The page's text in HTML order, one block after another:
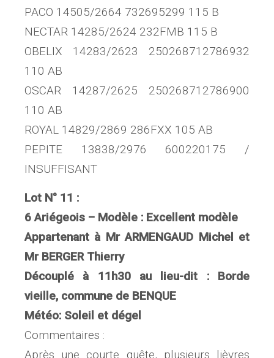
PACO 14505/2664 732695299 115 B
NECTAR 14285/2624 232FMB 115 B
OBELIX 14283/2623 250268712786932
110 AB
OSCAR 14287/2625 250268712786900
110 AB
ROYAL 14829/2869 286FXX 105 AB
PEPITE 13838/2976 600220175 /
INSUFFISANT
Lot N° 11 :
6 Ariégeois – Modèle : Excellent modèle
Appartenant à Mr ARMENGAUD Michel et
Mr BERGER Thierry
Découplé à 11h30 au lieu-dit : Borde
vieille, commune de BENQUE
Météo: Soleil et dégel
Commentaires :
Après une courte quête, plusieurs lièvres